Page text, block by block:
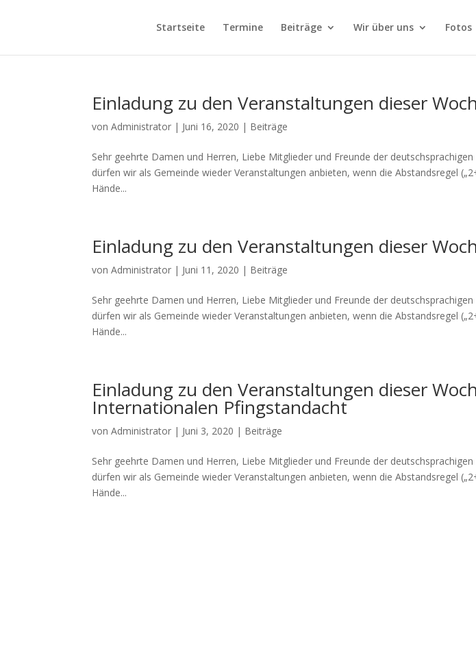
Startseite Termine Beiträge Wir über uns Fotos
Einladung zu den Veranstaltungen dieser
vonAdministrator | Juni 16, 2020 | Beiträge
Sehr geehrte Damen und Herren, Liebe Mitglieder und Freunde der
dürfen wir als Gemeinde wieder Veranstaltungen anbieten, wenn die Abstandsregel
Hände...
Einladung zu den Veranstaltungen dieser
vonAdministrator | Juni 11, 2020 | Beiträge
Sehr geehrte Damen und Herren, Liebe Mitglieder und Freunde der
dürfen wir als Gemeinde wieder Veranstaltungen anbieten, wenn die Abstandsregel
Hände...
Einladung zu den Veranstaltungen dieser
Internationalen Pfingstandacht
vonAdministrator | Juni 3, 2020 | Beiträge
Sehr geehrte Damen und Herren, Liebe Mitglieder und Freunde der
dürfen wir als Gemeinde wieder Veranstaltungen anbieten, wenn die Abstandsregel
Hände...